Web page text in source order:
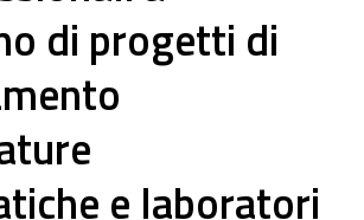
di progetti di
e laboratori